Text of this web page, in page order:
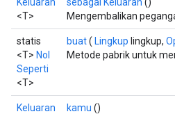
<T>
Mengembalikan
statis
<T> Nol
Seperti
<T>
buat( Lingkup lingkup,
Metode pabrik untuk
Keluaran
kamu ()